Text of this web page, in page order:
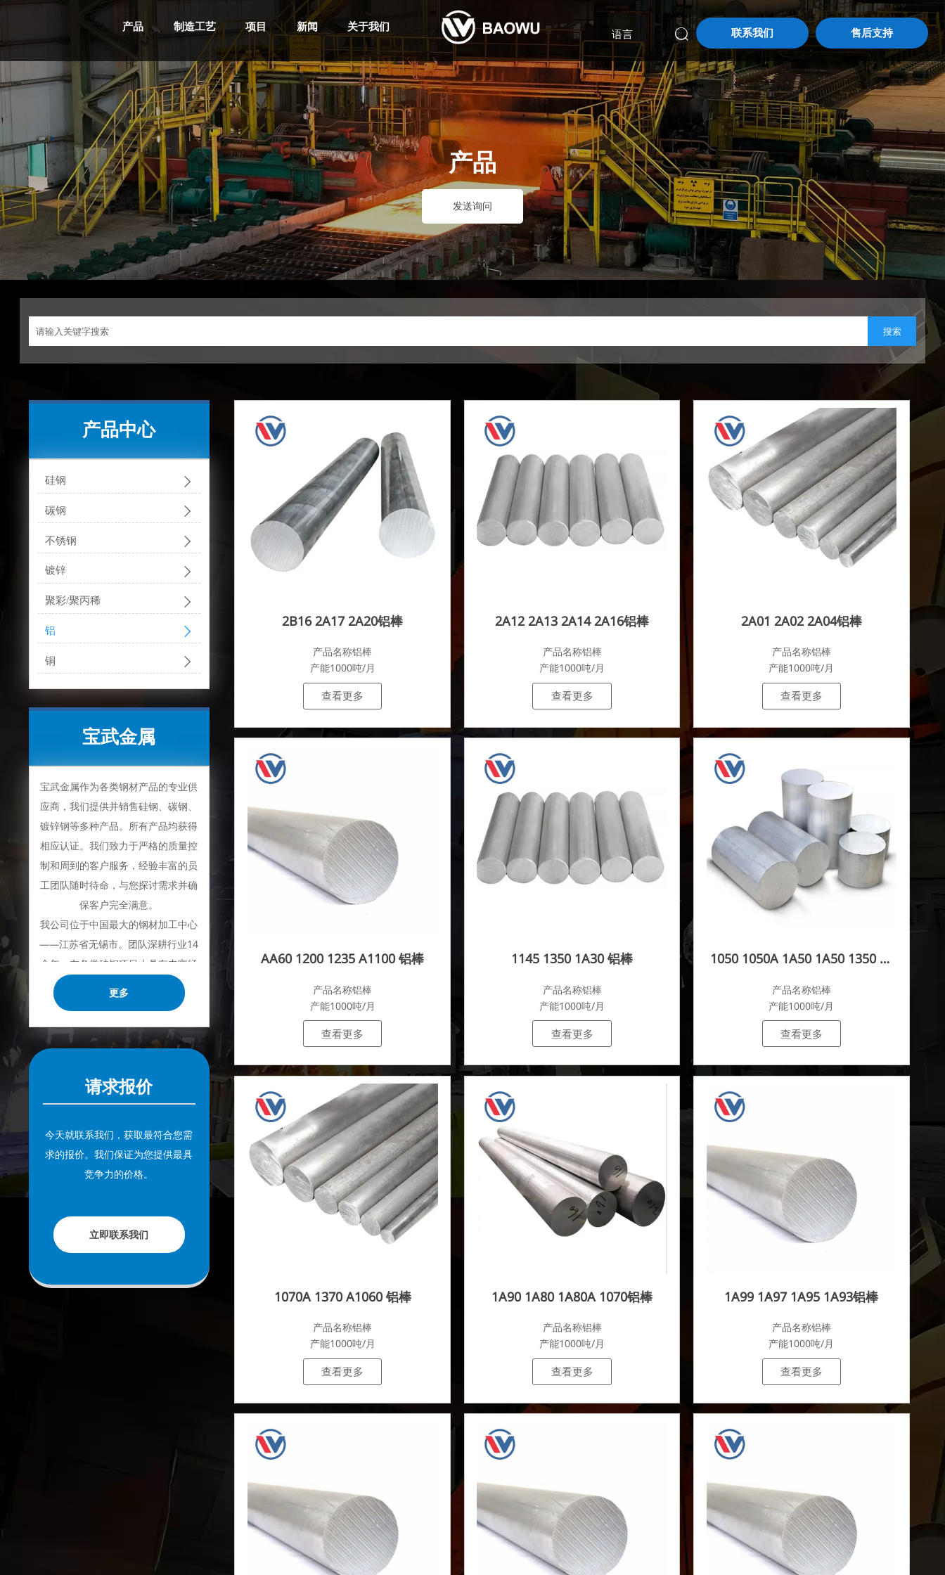
产品 制造工艺 项目 新闻 关于我们
语言  联系我们 售后支持
产品
发送询问
搜索
产品中心
硅钢 
碳钢 
不锈钢 
镀锌 
聚彩/聚丙稀 
铝 
铜 
宝武金属
宝武金属作为各类钢材产品的专业供
应商，我们提供并销售硅钢、碳钢、
镀锌钢等多种产品。所有产品均获得
相应认证。我们致力于严格的质量控
制和周到的客户服务，经验丰富的员
工团队随时待命，与您探讨需求并确
保客户完全满意。
我公司位于中国最大的钢材加工中心
——江苏省无锡市。团队深耕行业14
余年，在各类硅钢项目上具有丰富经
验，熟悉CE、SGS等多种硅钢标准。
我们可根据特殊需求进行设计定制，
目前我们已逐步扩展至五座专业配送
建筑、工程及通用制造业提供专业服
务。
更多
请求报价
今天就联系我们，获取最符合您需
求的报价。我们保证为您提供最具
竞争力的价格。
立即联系我们
2B16 2A17 2A20铝棒
产品名称铝棒
产能1000吨/月
查看更多
2A12 2A13 2A14 2A16铝棒
产品名称铝棒
产能1000吨/月
查看更多
2A01 2A02 2A04铝棒
产品名称铝棒
产能1000吨/月
查看更多
AA60 1200 1235 A1100 铝棒
产品名称铝棒
产能1000吨/月
查看更多
1145 1350 1A30 铝棒
产品名称铝棒
产能1000吨/月
查看更多
1050 1050A 1A50 1A50 1350 铝
棒
产品名称铝棒
产能1000吨/月
查看更多
1070A 1370 A1060 铝棒
产品名称铝棒
产能1000吨/月
查看更多
1A90 1A80 1A80A 1070铝棒
产品名称铝棒
产能1000吨/月
查看更多
1A99 1A97 1A95 1A93铝棒
产品名称铝棒
产能1000吨/月
查看更多